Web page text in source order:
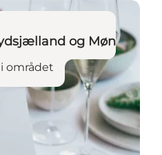
og Møn
området